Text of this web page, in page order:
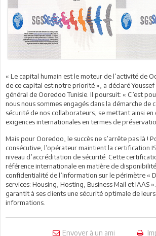
« Le capital humain est le moteur de l’activité de
de ce capital est notre priorité », a déclaré
général de Ooredoo Tunisie. Il poursuit: « C’est
nous nous sommes engagés dans la démarche de
sécurité de nos collaborateurs, se mettant ainsi
exigences internationales en termes de
Mais pour Ooredoo, le succès ne s’arrête pas là !
consécutive, l’opérateur maintient la certification
niveau d’accréditation de sécurité. Cette
référence internationale en matière de
confidentialité de l’information sur le périmètre «
services: Housing, Hosting, Business Mail et IAAS
garantit à ses clients une sécurité optimale de
informations.
Envoyer à un ami